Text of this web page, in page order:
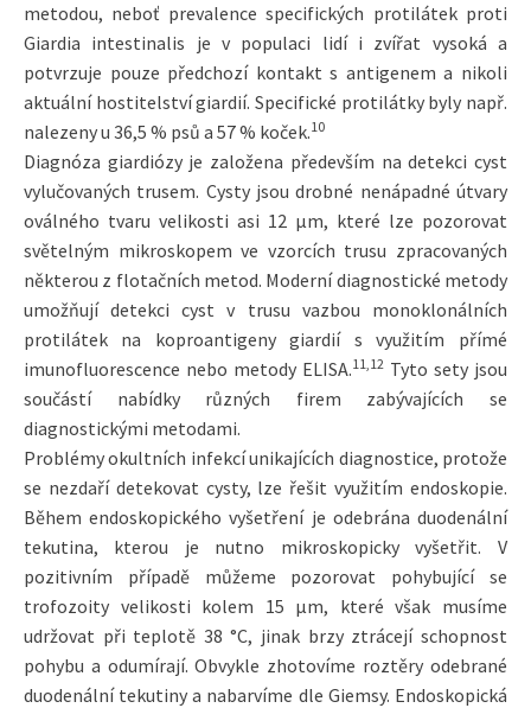
metodou, neboť prevalence specifických protilátek proti
Giardia intestinalis je v populaci lidí i zvířat vysoká a
potvrzuje pouze předchozí kontakt s antigenem a nikoli
aktuální hostitelství giardií. Specifické protilátky byly např.
nalezeny u 36,5 % psů a 57 % koček.10
Diagnóza giardiózy je založena především na detekci cyst
vylučovaných trusem. Cysty jsou drobné nenápadné útvary
oválného tvaru velikosti asi 12 µm, které lze pozorovat
světelným mikroskopem ve vzorcích trusu zpracovaných
některou z flotačních metod. Moderní diagnostické metody
umožňují detekci cyst v trusu vazbou monoklonálních
protilátek na koproantigeny giardií s využitím přímé
imunofluorescence nebo metody ELISA.11,12Tyto sety jsou
součástí nabídky různých firem zabývajících se
diagnostickými metodami.
Problémy okultních infekcí unikajících diagnostice, protože
se nezdaří detekovat cysty, lze řešit využitím endoskopie.
Během endoskopického vyšetření je odebrána duodenální
tekutina, kterou je nutno mikroskopicky vyšetřit. V
pozitivním případě můžeme pozorovat pohybující se
trofozoity velikosti kolem 15 µm, které však musíme
udržovat při teplotě 38 °C, jinak brzy ztrácejí schopnost
pohybu a odumírají. Obvykle zhotovíme roztěry odebrané
duodenální tekutiny a nabarvíme dle Giemsy. Endoskopická